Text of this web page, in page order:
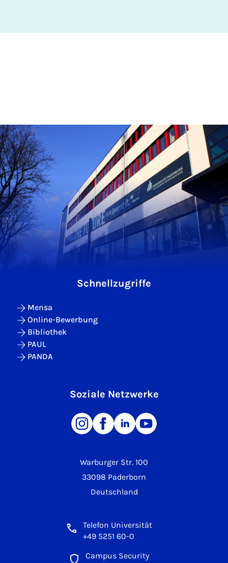
Warburger Str. 100
33098 Paderborn
Deutschland
Telefon Universität
+49 5251 60-0
Campus Security
Schnellzugriffe
Mensa
Online-Bewerbung
Bibliothek
PAUL
PANDA
Soziale Netzwerke